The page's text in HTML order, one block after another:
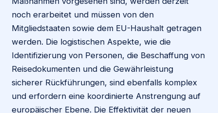
noch erarbeitet und müssen von den
Mitgliedstaaten sowie dem EU-Haushalt getragen
werden. Die logistischen Aspekte, wie die
Identifizierung von Personen, die Beschaffung von
Reisedokumenten und die Gewährleistung
sicherer Rückführungen, sind ebenfalls komplex
und erfordern eine koordinierte Anstrengung auf
europäischer Ebene. Die Effektivität der neuen